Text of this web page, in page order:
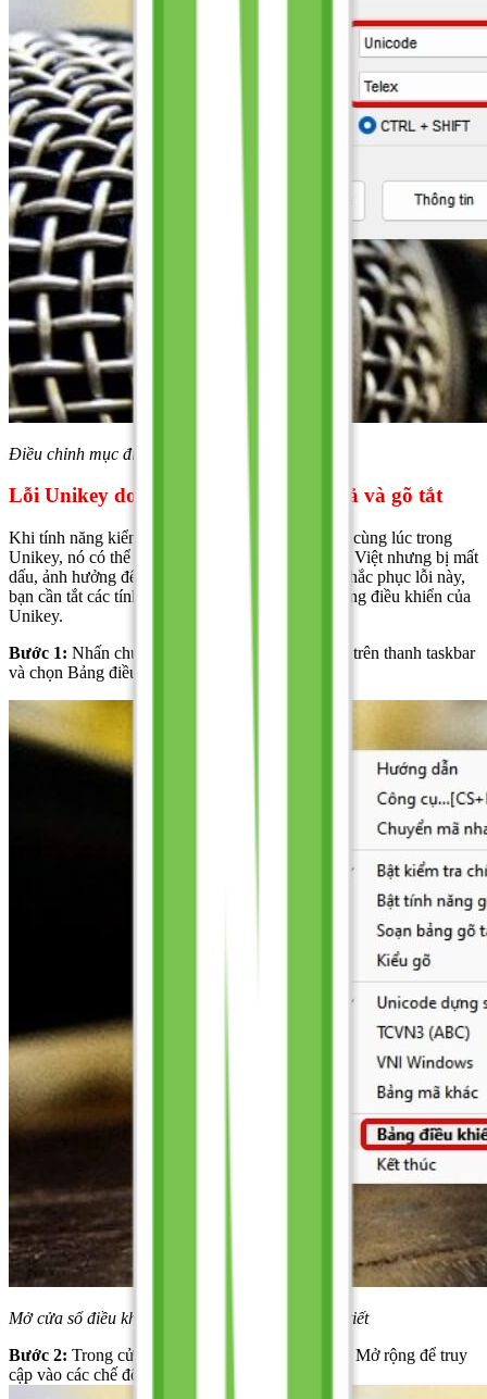
Điều chỉnh mục điều kiển bảng mã và kiểu gõ
Lỗi Unikey do chế độ kiểm tra chính tả và gõ tắt
Khi tính năng kiểm tra chính tả và gõ tắt được bật cùng lúc trong
Unikey, nó có thể gây ra sự cố khiến bạn gõ tiếng Việt nhưng bị mất
dấu, ảnh hưởng đến việc soạn thảo văn bản. Để khắc phục lỗi này,
bạn cần tắt các tính năng không cần thiết trong bảng điều khiển của
Unikey.
Bước 1: Nhấn chuột phải vào biểu tượng Unikey trên thanh taskbar
và chọn Bảng điều khiển.
Mở cửa sổ điều khiển để truy cập các cài đặt chi tiết
Bước 2: Trong cửa sổ Bảng điều khiển, nhấn vào Mở rộng để truy
cập vào các chế độ gõ chi tiết.